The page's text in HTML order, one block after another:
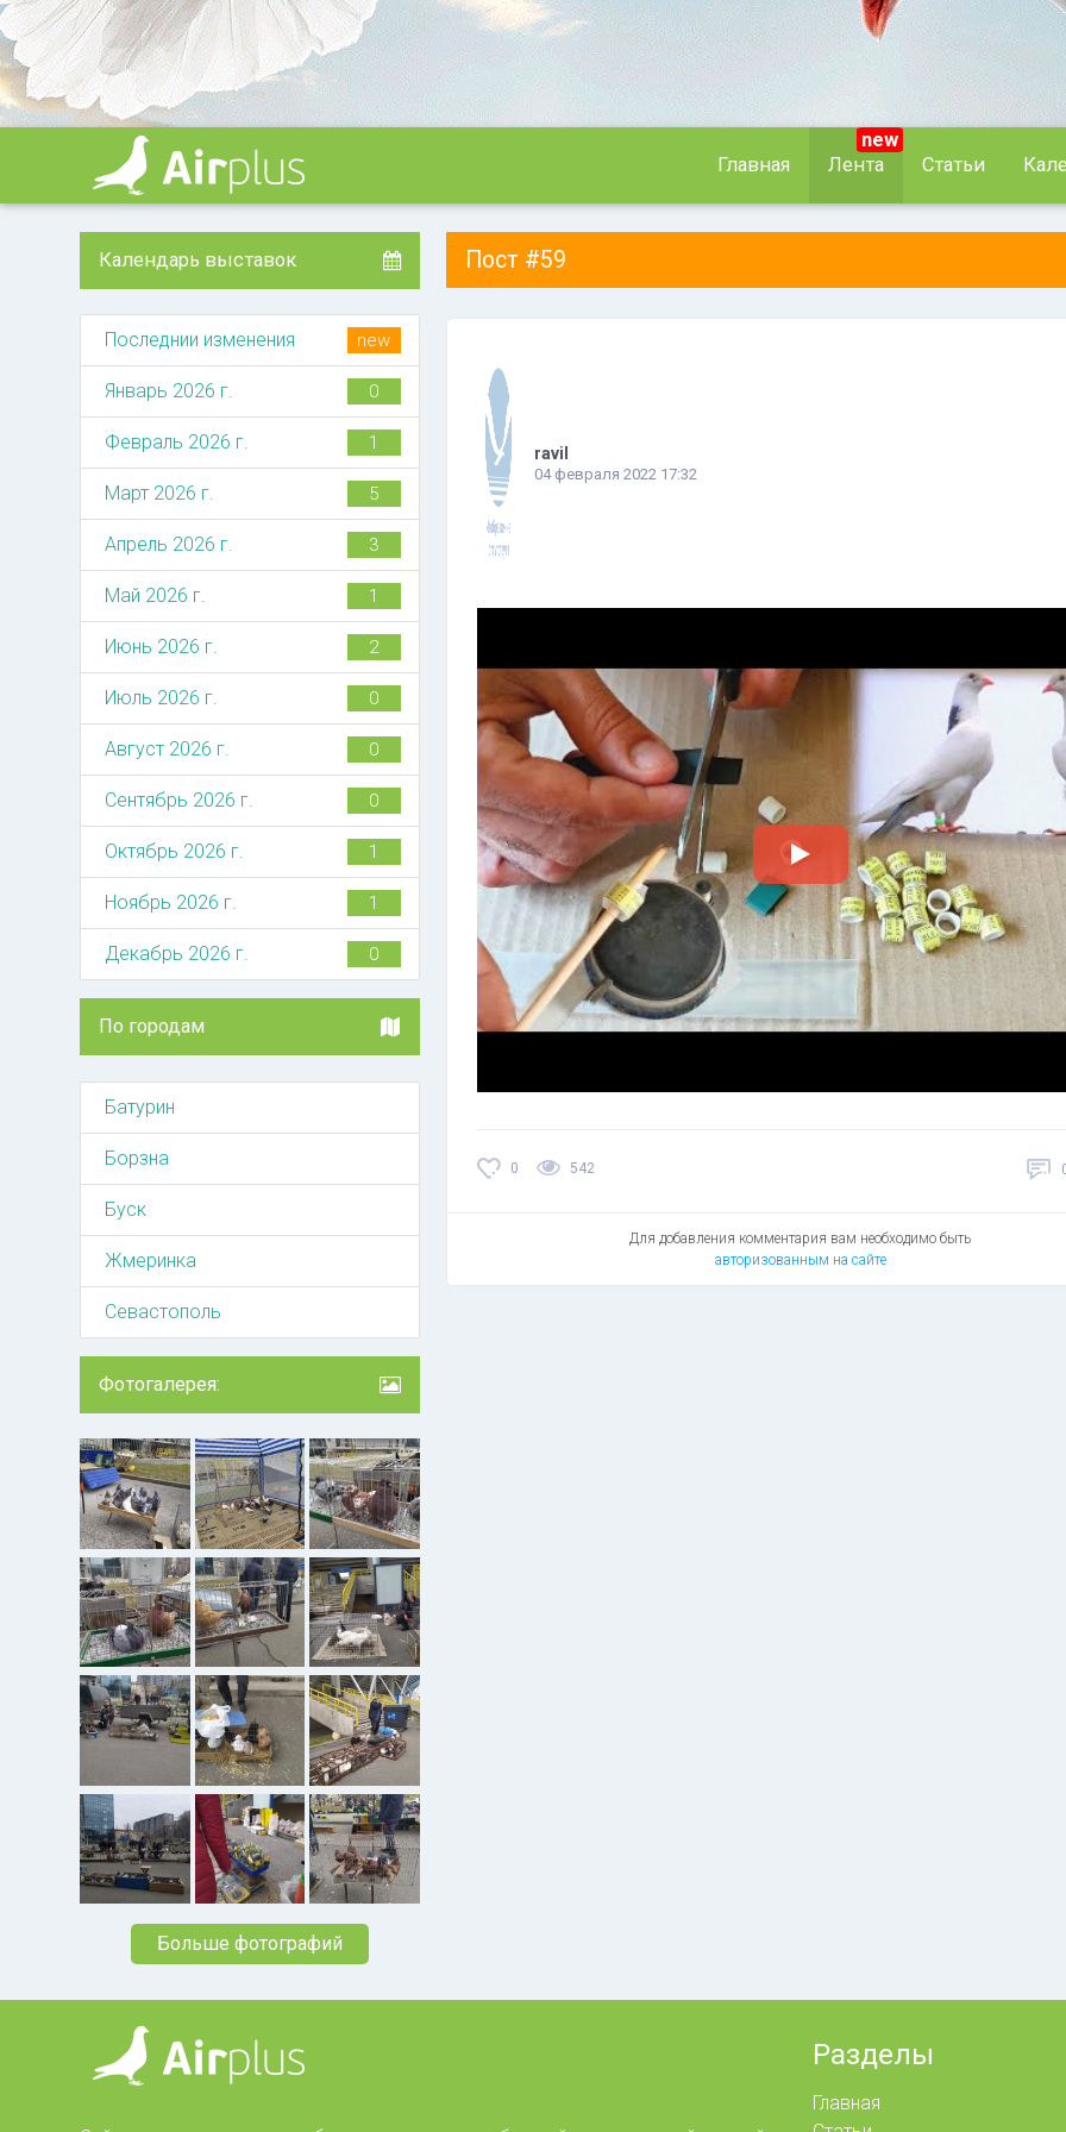
Главная Лента
new
Статьи
Календарь выставок
Последнии изменения new
Январь 2026 г. 0
Февраль 2026 г. 1
Март 2026 г. 5
Апрель 2026 г. 3
Май 2026 г. 1
Июнь 2026 г. 2
Июль 2026 г. 0
Август 2026 г. 0
Сентябрь 2026 г. 0
Октябрь 2026 г. 1
Ноябрь 2026 г. 1
Декабрь 2026 г. 0
По городам
Батурин
Борзна
Буск
Жмеринка
Севастополь
Фотогалерея:
Больше фотографий
Пост #59
ravil
04 февраля 2022 17:32
0 542
Для добавления комментария вам необходимо быть
авторизованным на сайте
Разделы
Главная